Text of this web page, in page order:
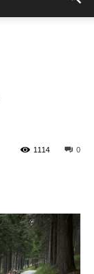
0
1114